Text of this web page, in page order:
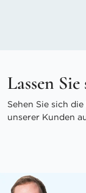
Lassen
Sehen Sie sich
unserer Kunden